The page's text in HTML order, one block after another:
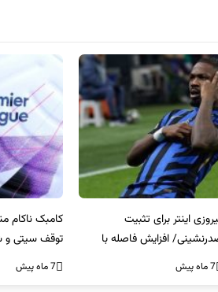
اینتر برای تثبیت
افزایش فاصله با
7 ماه پیش
کامبک ناکام
توقف سیتی
7 ماه پیش